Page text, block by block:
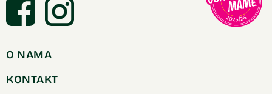
O NAMA
KONTAKT